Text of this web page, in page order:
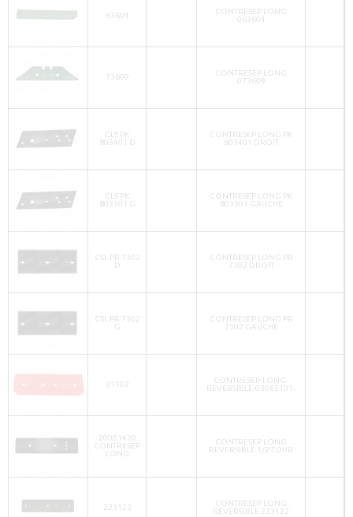
63604
CONTRESEP LONG
063604
73609
CONTRESEP LONG
073609
CLS PK
803401 D
CONTRESEP LONG PK
803401 DROIT
CLS PK
803501 G
CONTRESEP LONG PK
803501 GAUCHE
CSL PR 7302
D
CONTRESEP LONG PR
7302 DROIT
CSL PR 7302
G
CONTRESEP LONG PR
7302 GAUCHE
31192
CONTRESEP-LONG-
REVERSIBLE-03065101-
20001420
CONTRESEP
LONG
CONTRESEP LONG
REVERSIBLE 1/2 TOUR
223122
CONTRESEP LONG
REVERSIBLE 223122